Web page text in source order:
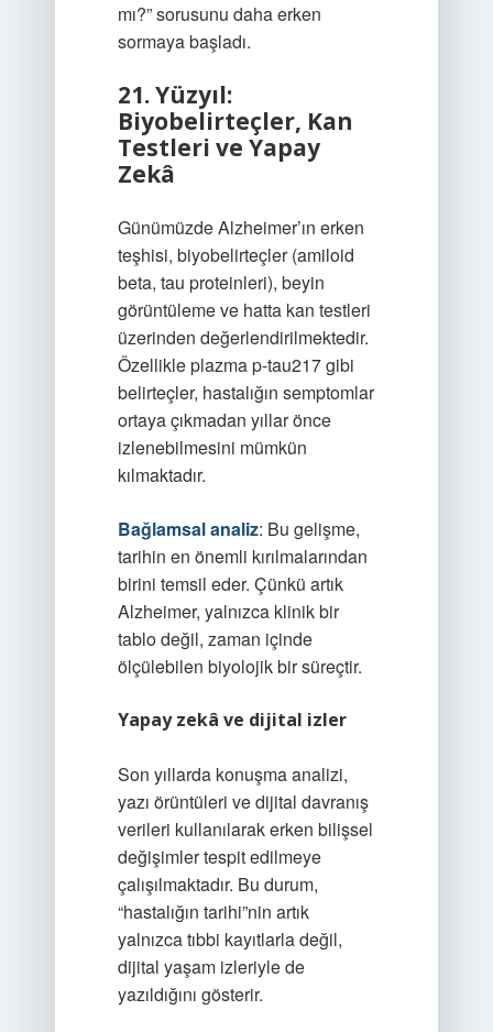
mı?” sorusunu daha erken
sormaya başladı.
21. Yüzyıl:
Biyobelirteçler, Kan
Testleri ve Yapay
Zekâ
Günümüzde Alzheimer’ın erken
teşhisi, biyobelirteçler (amiloid
beta, tau proteinleri), beyin
görüntüleme ve hatta kan testleri
üzerinden değerlendirilmektedir.
Özellikle plazma p-tau217 gibi
belirteçler, hastalığın semptomlar
ortaya çıkmadan yıllar önce
izlenebilmesini mümkün
kılmaktadır.
Bağlamsal analiz: Bu gelişme,
tarihin en önemli kırılmalarından
birini temsil eder. Çünkü artık
Alzheimer, yalnızca klinik bir
tablo değil, zaman içinde
ölçülebilen biyolojik bir süreçtir.
Yapay zekâ ve dijital izler
Son yıllarda konuşma analizi,
yazı örüntüleri ve dijital davranış
verileri kullanılarak erken bilişsel
değişimler tespit edilmeye
çalışılmaktadır. Bu durum,
“hastalığın tarihi”nin artık
yalnızca tıbbi kayıtlarla değil,
dijital yaşam izleriyle de
yazıldığını gösterir.